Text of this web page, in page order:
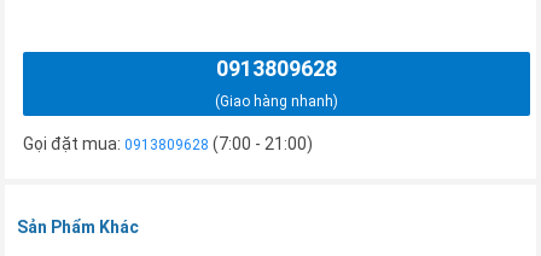
0913809628
(Giao hàng nhanh)
Gọi đặt mua:0913809628 (7:00 - 21:00)
Sản Phẩm Khác